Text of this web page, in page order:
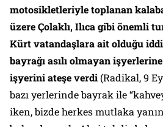
motosikletleriyle toplanan
üzere Çolaklı, Ilıca gibi önemli
Kürt vatandaşlara ait olduğu
bayrağı asılı olmayan işyerlerine
işyerini ateşe verdi(Radikal, 9
bazı yerlerinde bayrak ile
iken, bizde herkes mutlaka